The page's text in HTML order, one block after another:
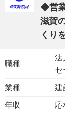
◆営
滋賀
くり
職種
法
セ
業種
建
年収
応